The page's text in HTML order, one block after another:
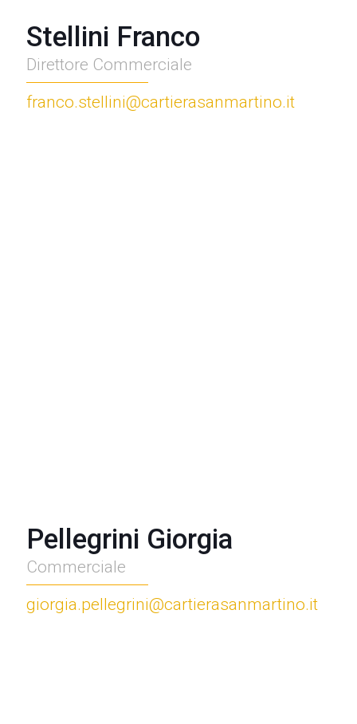
Stellini Franco
Direttore Commerciale
franco.stellini@cartierasanmartino.it
Pellegrini Giorgia
Commerciale
giorgia.pellegrini@cartierasanmartino.it